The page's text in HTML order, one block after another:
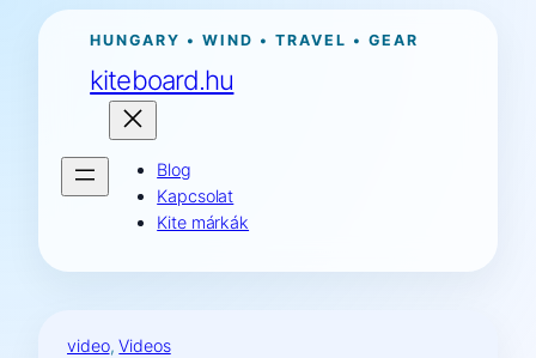
Ugrás
tartalomhoz
HUNGARY • WIND • TRAVEL • GEAR
kiteboard.hu
Blog
Kapcsolat
Kite márkák
video, Videos